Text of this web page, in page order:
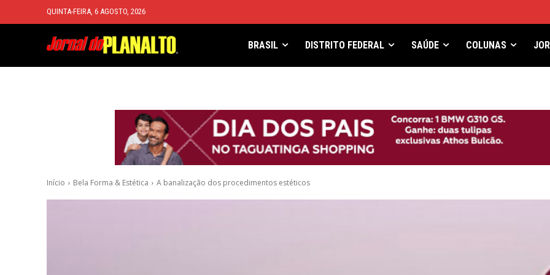
QUINTA-FEIRA, 6 AGOSTO, 2026
BRASIL DISTRITO FEDERAL SAÚDE COLUNAS
Início Bela Forma & Estética A banalização dos procedimentos estéticos